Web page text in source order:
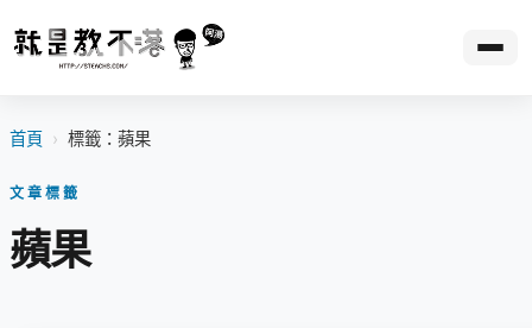
首頁 › 標籤：蘋果
文章標籤
蘋果